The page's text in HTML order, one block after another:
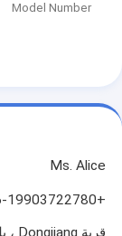
Model Number
Ms. Alice
+86-19903722780